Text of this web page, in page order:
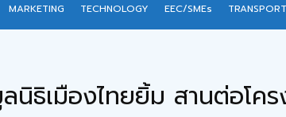
MARKETING TECHNOLOGY EEC/SMEs
นิธิเมืองไทยยิ้ม สานต่อโค